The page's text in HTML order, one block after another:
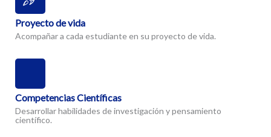
Proyecto de vida
Acompañar a cada estudiante en su proyecto de vida.
Competencias Científicas
Desarrollar habilidades de investigación y pensamiento
científico.